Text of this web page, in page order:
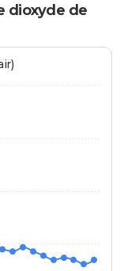
dioxyde de